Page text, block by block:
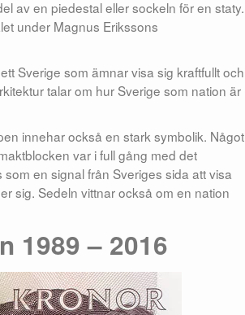
av en piedestal eller sockeln för en staty.
under Magnus Erikssons
Sverige som ämnar visa sig kraftfullt och
talar om hur Sverige som nation är
innehar också en stark symbolik. Något
var i full gång med det
en signal från Sveriges sida att visa
sig. Sedeln vittnar också om en nation
1989 – 2016